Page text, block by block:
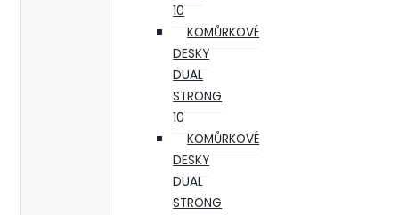
10
KOMŮRKOVÉ
DESKY
DUAL
STRONG
10
KOMŮRKOVÉ
DESKY
DUAL
STRONG